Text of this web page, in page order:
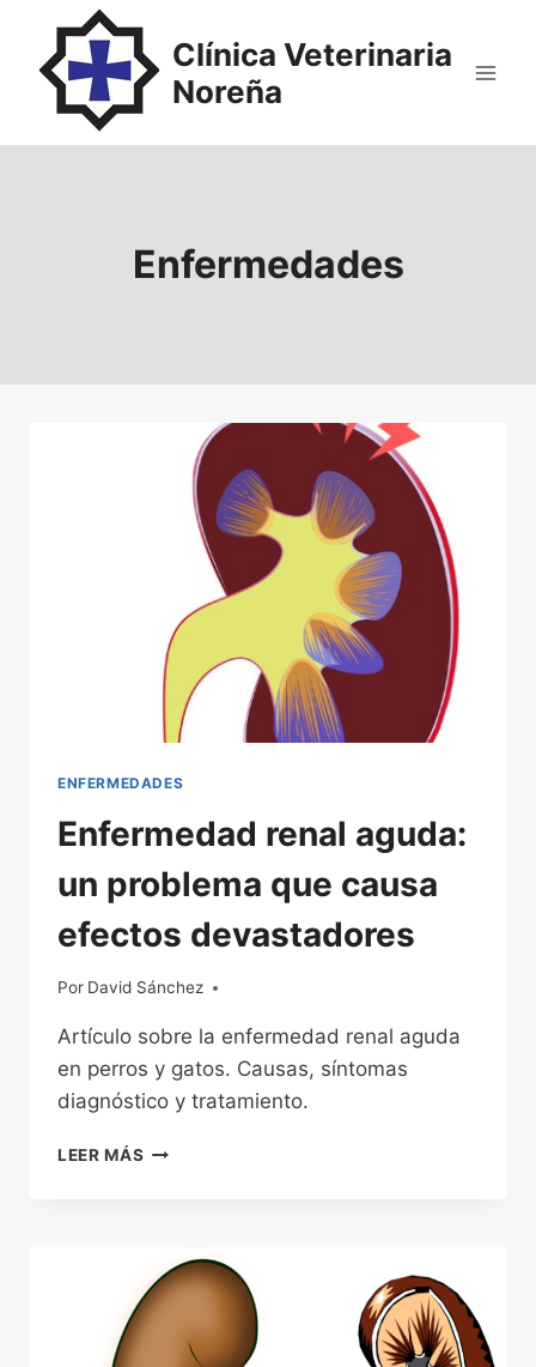
contenido
Clínica Veterinaria
Noreña
Enfermedades
ENFERMEDADES
Enfermedad renal aguda:
un problema que causa
efectos devastadores
Por David Sánchez
22/11/2022
Artículo sobre la enfermedad renal aguda
en perros y gatos. Causas, síntomas
diagnóstico y tratamiento.
LEER MÁS ENFERMEDAD
QUE
CAUSA
DEVASTADORES